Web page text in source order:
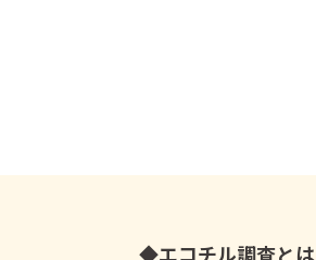
エコチル調査とは